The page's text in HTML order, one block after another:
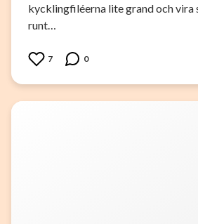
kycklingfiléerna lite grand och vira
runt…
7 0